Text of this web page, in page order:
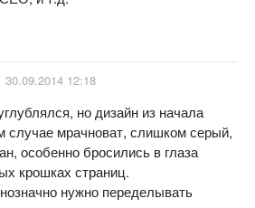
30.09.2014 12:18
но дизайн из начала
случае мрачноват, слишком серый,
особенно бросились в глаза
крошках страниц.
нужно переделывать